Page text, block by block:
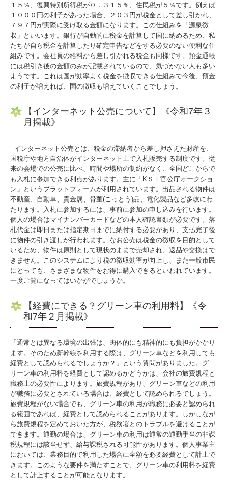
１５％、復興特別所得税が０．３１５％、住民税が５％です。例えば
１０００円の利子があった場合、２０３円が税金として差し引かれ、
７９７円が実際に受け取る金額になります。この仕組みを「源泉徴
収」といいます。銀行が自動的に税金を計算して国に納めるため、私
たちが自ら税金を計算したり確定申告などをする必要のない便利な仕
組みです。会社員の給料から差し引かれる税金も同様です。預金通帳
には税引き後の金額のみが記載されているので、気づかない人も多い
ようです。これは国が効率よく税金を徴収できる仕組みで今後、預金
の利子が増えれば、国の徴収も増えていくことでしょう。
【インターネット公売について】《令和7年３
月掲載》
インターネット公売とは、税金の滞納者から差し押さえた財産を、
国税庁や地方自治体がインターネット上で入札販売する制度です。従
来の会場での公売に比べ、時間や場所の制約がなく、全国どこからで
も入札に参加できる利点があります。主に「KＳＩ官公庁オークショ
ン」というプラットフォームが利用されています。出品される物件は
不動産、自動車、貴金属、骨董(こっとう)品、電化製品など多岐にわ
たります。入札に参加するには、事前に参加の申し込みを行います。
個人の場合はマイナンバーカードなどの本人確認書類が必要です。落
札代金は即日または指定期日までに納付する必要があり、支払完了後
に物件の引き渡しが行われます。なお公売は税金の徴収を目的として
いるため、物件は原則として現状のままで売却され、返品や交換はで
きません。このシステムにより税の徴収効率が向上し、また一般市民
にとっても、さまざまな物件をお得に購入できるといわれています。
一度ご覧になってはいかがでしょうか。
【経費にできる？グリーン車の利用料】《令
和7年２月掲載》
「通常とは異なる環境の出張は、肉体的にも精神的にも負担がかかり
ます。そのため新幹線を利用する際は、グリーン車などを利用しても
経費として認められるでしょうか？」という質問がありました。グ
リーン車の利用料を経費として認めるかどうかは、会社の旅費規程と
職務上の必要性によります。旅費規程があり、グリーン車などの利用
が職務に必要とされている場合は、経費として認められるでしょう。
旅費規程がない場合でも、グリーン車の利用が職務に必要と認められ
る範囲であれば、経費として認められることがあります。しかしなが
ら旅費規程を定めておいた方が、税務署とのトラブルを避けることが
できます。通勤の場合は、グリーン車の利用は通常の通勤手当の非課
税規程には該当せず、給与課税される可能性があります。個人事業主
においては、業務目的で利用した場合に全額を必要経費として計上で
きます。このような要件を満たすことで、グリーン車の利用料を経費
として計上することが可能となります。